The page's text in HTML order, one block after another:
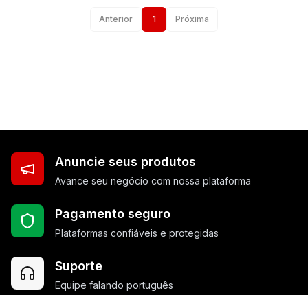
Anterior 1 Próxima
Anuncie seus produtos
Avance seu negócio com nossa plataforma
Pagamento seguro
Plataformas confiáveis e protegidas
Suporte
Equipe falando português